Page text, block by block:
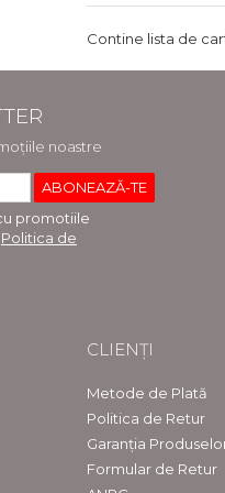
Contine lista de
noastre
promotiile
Politica de
CLIENȚI
Metode de Plată
Politica de Retur
Garanția
Formular de Retur